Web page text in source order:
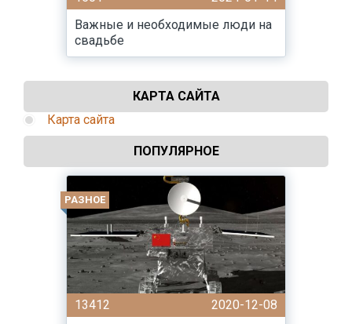
Важные и необходимые люди на
свадьбе
КАРТА САЙТА
Карта сайта
ПОПУЛЯРНОЕ
РАЗНОЕ
13412
2020-12-08